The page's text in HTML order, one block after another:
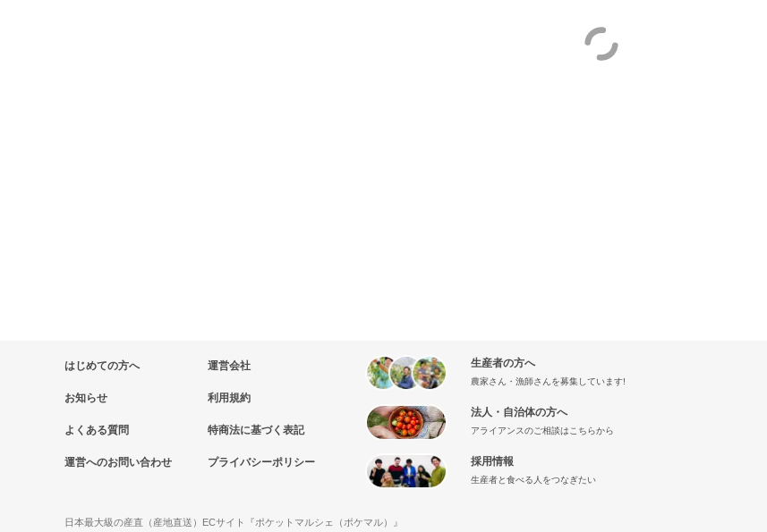
はじめての方へ
お知らせ
よくある質問
運営へのお問い合わせ
運営会社
利用規約
特商法に基づく表記
プライバシーポリシー
生産者の方へ
農家さん・漁師さんを募集しています!
法人・自治体の方へ
アライアンスのご相談はこちらから
採用情報
生産者と食べる人をつなぎたい
日本最大級の産直（産地直送）ECサイト『ポケットマルシェ（ポケマル）』